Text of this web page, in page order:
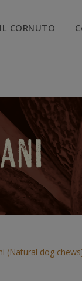
IL CORNUTO
(Natural dog